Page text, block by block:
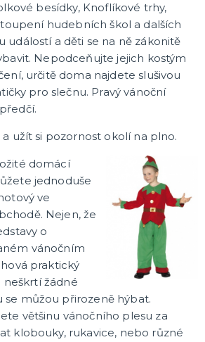
besídky, Knoflíkové trhy,
hudebních škol a dalších
událostí a děti se na ně zákonitě
Nepodceňujte jejich kostým
určitě doma najdete slušivou
pro slečnu. Pravý vánoční
užít si pozornost okolí na plno.
domácí
jednoduše
ve
Nejen, že
o
vánočním
praktický
neškrtí žádné
se můžou přirozeně hýbat.
většinu vánočního plesu za
klobouky, rukavice, nebo různé